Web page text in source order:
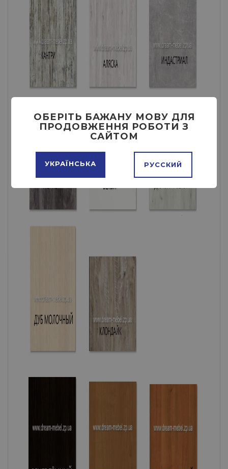
ОБЕРІТЬ БАЖАНУ МОВУ ДЛЯ
ПРОДОВЖЕННЯ РОБОТИ З
САЙТОМ
УКРАЇНСЬКА РУССКИЙ